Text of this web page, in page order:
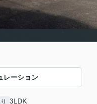
レーション
3LDK